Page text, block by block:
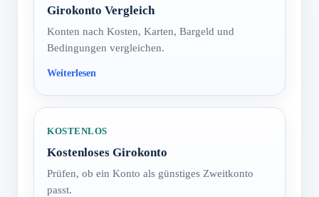
Girokonto Vergleich
Konten nach Kosten, Karten, Bargeld und
Bedingungen vergleichen.
KOSTENLOS
Kostenloses Girokonto
Prüfen, ob ein Konto als günstiges Zweitkonto
passt.